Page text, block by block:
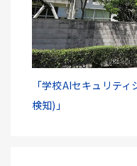
「学校AIセキュリテ
検知)」